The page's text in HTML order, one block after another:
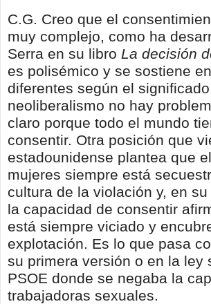
C.G. Creo que el
muy complejo, como ha
Serra en su libro La decisión
es polisémico y se sostiene
diferentes según el
neoliberalismo no hay
claro porque todo el mundo
consentir. Otra posición que
estadounidense plantea que
mujeres siempre está
cultura de la violación y, en
la capacidad de consentir
está siempre viciado y
explotación. Es lo que pasa
su primera versión o en la ley
PSOE donde se negaba la
trabajadoras sexuales.